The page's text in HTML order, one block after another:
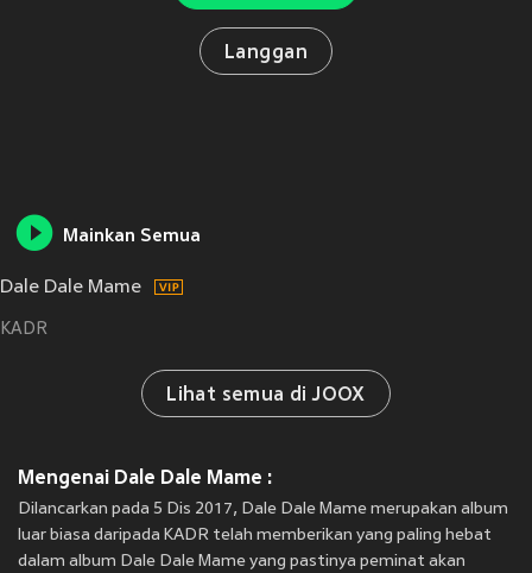
Langgan
Mainkan Semua
Dale Dale Mame
KADR
Lihat semua di JOOX
Mengenai Dale Dale Mame :
Dilancarkan pada 5 Dis 2017, Dale Dale Mame merupakan album
luar biasa daripada KADR telah memberikan yang paling hebat
dalam album Dale Dale Mame yang pastinya peminat akan